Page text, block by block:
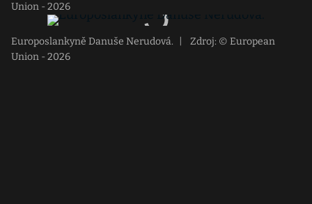
Union - 2026
Europoslankyně Danuše Nerudová.
Zdroj: © European
Union - 2026